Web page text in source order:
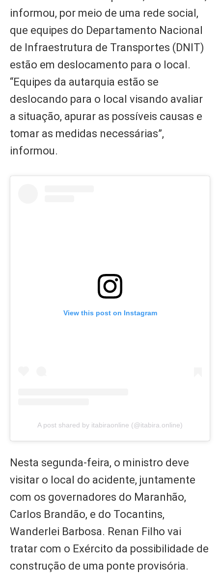
informou, por meio de uma rede social,
que equipes do Departamento Nacional
de Infraestrutura de Transportes (DNIT)
estão em deslocamento para o local.
“Equipes da autarquia estão se
deslocando para o local visando avaliar
a situação, apurar as possíveis causas e
tomar as medidas necessárias”,
informou.
View this post on Instagram
A post shared by itabiraonline (@itabira.online)
Nesta segunda-feira, o ministro deve
visitar o local do acidente, juntamente
com os governadores do Maranhão,
Carlos Brandão, e do Tocantins,
Wanderlei Barbosa. Renan Filho vai
tratar com o Exército da possibilidade de
construção de uma ponte provisória.